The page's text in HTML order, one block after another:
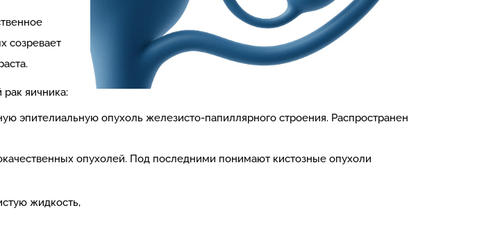
созревает
яичника:
эпителиальную опухоль железисто-папиллярного строения. Распространен
опухолей. Под последними понимают кистозные опухоли
жидкость,